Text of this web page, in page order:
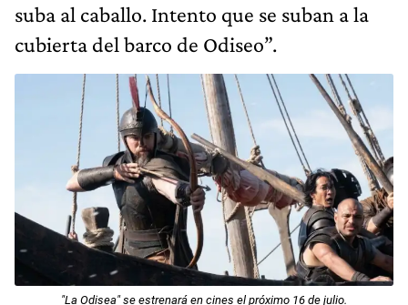
suba al caballo. Intento que se suban a la
cubierta del barco de Odiseo”.
"La Odisea" se estrenará en cines el próximo 16 de julio.